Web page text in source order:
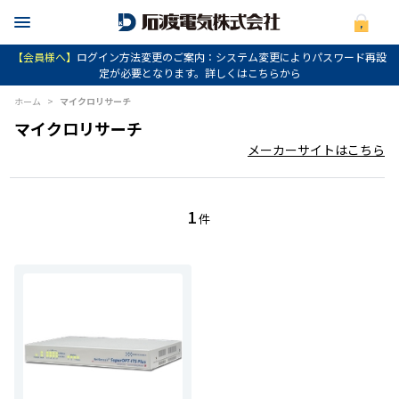
【会員様へ】 ログイン方法変更のご案内：システム変更によりパスワード再設
定が必要となります。詳しくはこちらから
ホーム > マイクロリサーチ
マイクロリサーチ
メーカーサイトはこちら
1件